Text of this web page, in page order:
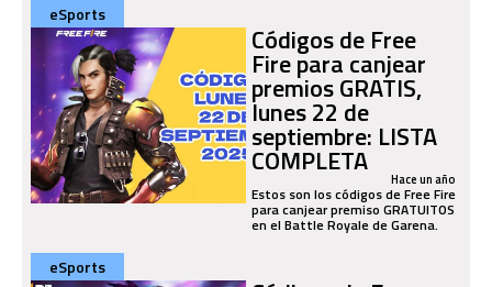
eSports
Códigos de Free
Fire para canjear
premios GRATIS,
lunes 22 de
septiembre: LISTA
COMPLETA Hace un año
Estos son los códigos de Free Fire
para canjear premiso GRATUITOS
en el Battle Royale de Garena.
eSports